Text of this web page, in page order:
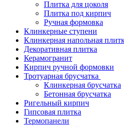
Плитка для цоколя
Плитка под кирпич
Ручная формовка
Клинкерные ступени
Клинкерная напольная
Декоративная плитка
Керамогранит
Кирпич ручной формовки
Тротуарная брусчатка
Клинкерная брусчатка
Бетонная брусчатка
Ригельный кирпич
Гипсовая плитка
Термопанели